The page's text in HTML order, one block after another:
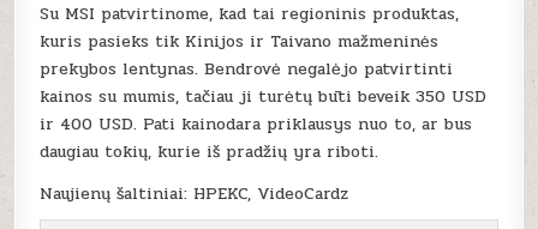
Su MSI patvirtinome, kad tai regioninis produktas,
kuris pasieks tik Kinijos ir Taivano mažmeninės
prekybos lentynas. Bendrovė negalėjo patvirtinti
kainos su mumis, tačiau ji turėtų būti beveik 350 USD
ir 400 USD. Pati kainodara priklausys nuo to, ar bus
daugiau tokių, kurie iš pradžių yra riboti.
Naujienų šaltiniai: HPEKC, VideoCardz